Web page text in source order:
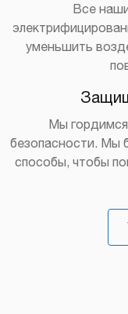
Все
уменьшить
Мы
безопасности. Мы
способы, чтобы